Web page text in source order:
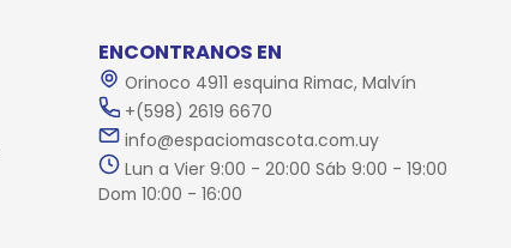
ENCONTRANOS EN
Orinoco 4911 esquina Rimac, Malvín
+(598) 2619 6670
info@espaciomascota.com.uy
Lun a Vier 9:00 - 20:00 Sáb 9:00 - 19:00
Dom 10:00 - 16:00